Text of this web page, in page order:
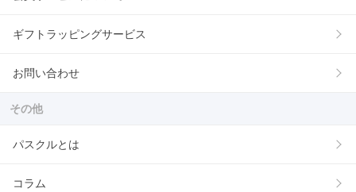
ギフトラッピングサービス
お問い合わせ
その他
パスクルとは
コラム